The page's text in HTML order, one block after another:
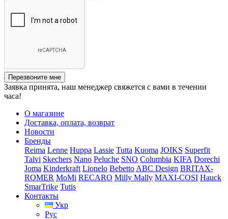
Перезвоните мне
Заявка принята, наш менеджер свяжется с вами в течении
часа!
О магазине
Доставка, оплата, возврат
Новости
Бренды
Reima Lenne Huppa Lassie Tutta Kuoma JOIKS Superfit
Talvi Skechers Nano Peluche SNO Columbia KIFA Dorechi
Joma Kinderkraft Lionelo Bebetto ABC Design BRITAX-
ROMER MoMi RECARO Milly Mally MAXI-COSI Hauck
SmarTrike Tutis
Контакты
Укр
Рус